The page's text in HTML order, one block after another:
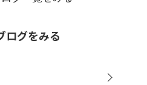
ログをみる